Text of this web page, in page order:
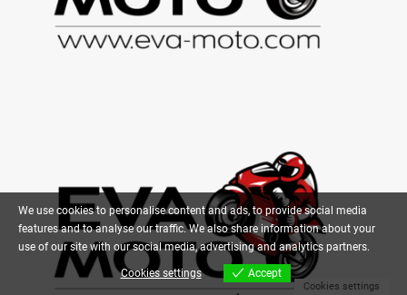
We use cookies to personalise content and ads, to provide social media
features and to analyse our traffic. We also share information about your
use of our site with our social media, advertising and analytics partners.
Cookies settings Accept
Cookies settings